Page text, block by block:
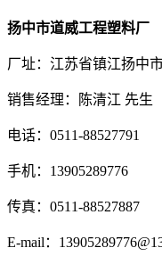
扬中市道威工程塑料厂
厂址：江苏省镇江扬中
销售经理：陈清江 先生
电话：0511-88527791
手机：13905289776
传真：0511-88527887
E-mail：